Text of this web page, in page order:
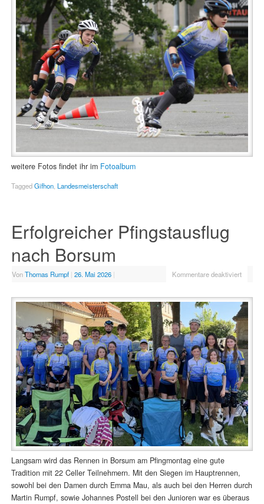
weitere Fotos findet ihr im Fotoalbum
TaggedGifhon, Landesmeisterschaft
Erfolgreicher Pfingstausflug
nach Borsum
VonThomas Rumpf | 26. Mai 2026 | Kommentare deaktiviert
Langsam wird das Rennen in Borsum am Pfingmontag eine gute
Tradition mit 22 Celler Teilnehmern. Mit den Siegen im Hauptrennen,
sowohl bei den Damen durch Emma Mau, als auch bei den Herren durch
Martin Rumpf, sowie Johannes Postell bei den Junioren war es überaus